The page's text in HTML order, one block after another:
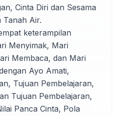
Cinta Diri dan Sesama
Tanah Air.
Menyimak, Mari
Membaca, dan Mari
Ayo Amati,
Tujuan Pembelajaran,
Tujuan Pembelajaran,
Panca Cinta, Pola